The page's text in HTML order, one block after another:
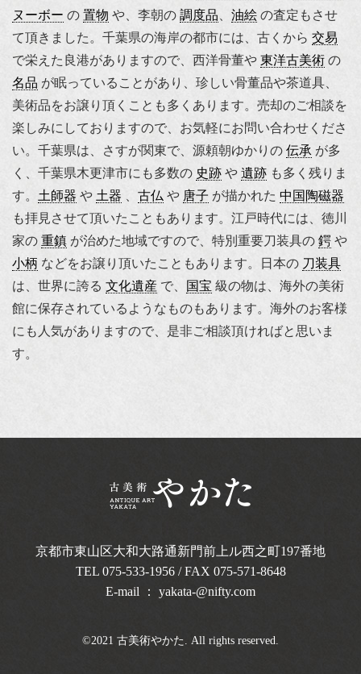
ヌーボー の 置物 や、李朝の 調度品 油絵 の査定もさせ
て頂きました。千葉県の海岸の都市には、古くから 交易
で栄えた良港がありますので、西洋骨董や 東洋古美術 の
名品 が眠っていることがあり、珍しい骨董品や茶道具、
美術品をお譲り頂くことも多くあります。売却のご相談を
楽しみにしておりますので、お気軽にお問い合わせくださ
い。千葉県は、さすが関東で、源頼朝ゆかりの 伝承 が多
く、千葉県木更津市にも多数の 史跡 や 遺跡 も多く残りま
す。 土師器 や 土器 古仏 や 唐子 が描かれた 中国陶磁器
も拝見させて頂いたこともあります。江戸時代には、 徳川
家の 重鎮 が治めた地域ですので、 特別重要刀装具の 鍔 や
小柄 などをお譲り頂いたこともあります。日本の 刀装具
は、世界に誇る 文化遺産 で、 国宝 級の物は、海外の美術
館に保存されているようなものもあります。海外のお客様
にも人気がありますので、是非ご相談頂ければと思いま
す。
京都市東山区大和大路通新門前上ル西之町197番地
TEL 075-533-1956/ FAX 075-571-8648
E-mail ： yakata-@nifty.com
©2021 古美術やかた. All rights reserved.